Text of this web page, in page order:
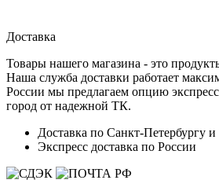
Доставка
Товары нашего магазина - это
Наша служба доставки работает
России мы предлагаем опцию
город от надежной ТК.
Доставка по Санкт-Петербургу
Экспресс доставка по России